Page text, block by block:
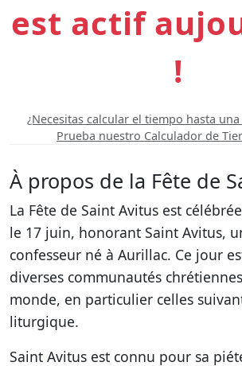
est actif
!
¿Necesitas calcular el tiempo hasta
Prueba nuestro Calculador de
À propos de la Fête de
La Fête de Saint Avitus est
le 17 juin, honorant Saint Avitus,
confesseur né à Aurillac. Ce jour
diverses communautés
monde, en particulier celles
liturgique.
Saint Avitus est connu pour sa